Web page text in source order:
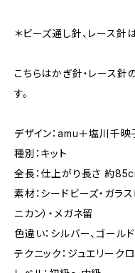
＊ビーズ通し針、レース針
こちらはかぎ針・レース針
す。
デザイン：amu＋塩川千映
種別：キット
全長：仕上がり長さ 約
素材：シードビーズ・ガラ
ニカン）・メガネ留
色違い：シルバー、ゴールド
テクニック：ジュエリーク